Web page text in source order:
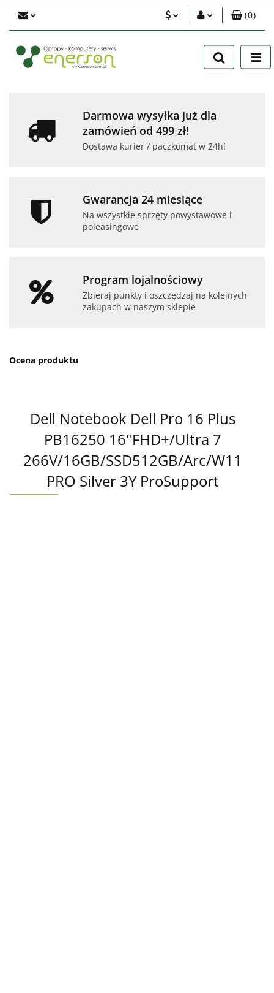
Zaloguj się
Zarejestruj się
(0)
Darmowa wysyłka już dla
zamówień od 499 zł!
Dostawa kurier / paczkomat w 24h!
Gwarancja 24 miesiące
Na wszystkie sprzęty powystawowe i
poleasingowe
Program lojalnościowy
Zbieraj punkty i oszczędzaj na kolejnych
zakupach w naszym sklepie
Ocena produktu
Dell Notebook Dell Pro 16 Plus
PB16250 16"FHD+/Ultra 7
266V/16GB/SSD512GB/Arc/W11
PRO Silver 3Y ProSupport